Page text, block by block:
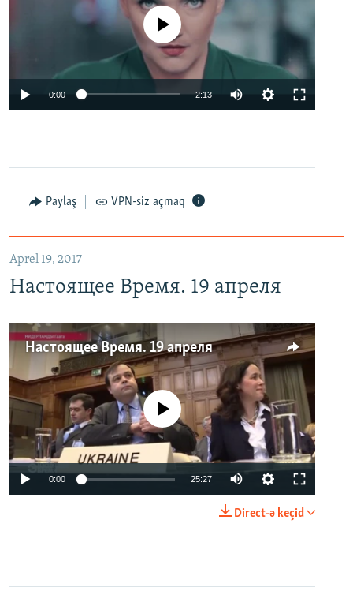
No media source currently available
0:00 2:13
Paylaş VPN-siz açmaq
Aprel 19, 2017
Настоящее Время. 19 апреля
Настоящее Время. 19 апреля
No media source currently available
0:00 25:27
Direct-ə keçid